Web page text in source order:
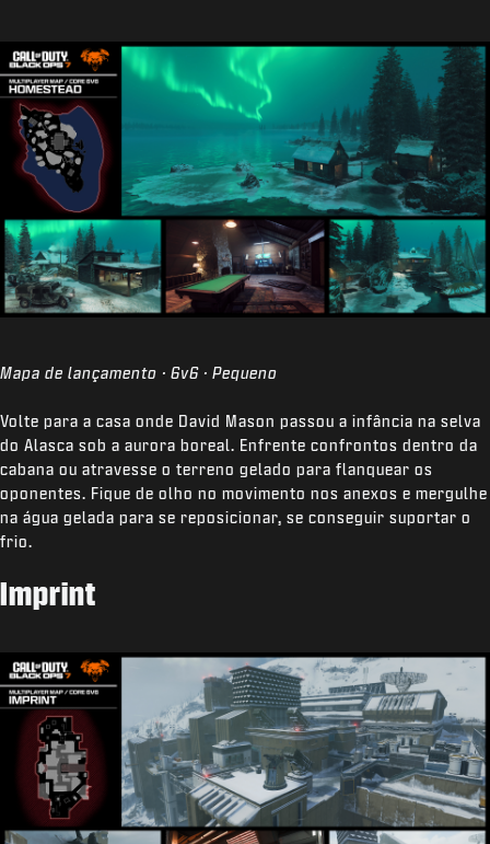
Mapa de lançamento · 6v6 · Pequeno
Volte para a casa onde David Mason passou a infância na selva
do Alasca sob a aurora boreal. Enfrente confrontos dentro da
cabana ou atravesse o terreno gelado para flanquear os
oponentes. Fique de olho no movimento nos anexos e mergulhe
na água gelada para se reposicionar, se conseguir suportar o
frio.
Imprint